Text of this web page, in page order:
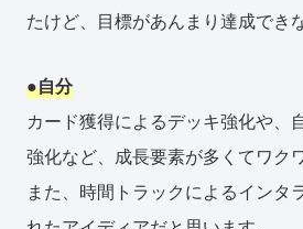
たけど、目標があんまり達成でき
●自分
カード獲得によるデッキ強化や、
強化など、成長要素が多くてワク
また、時間トラックによるインタ